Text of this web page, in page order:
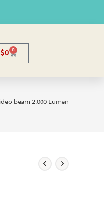
$0 0
beam 2.000 Lumen